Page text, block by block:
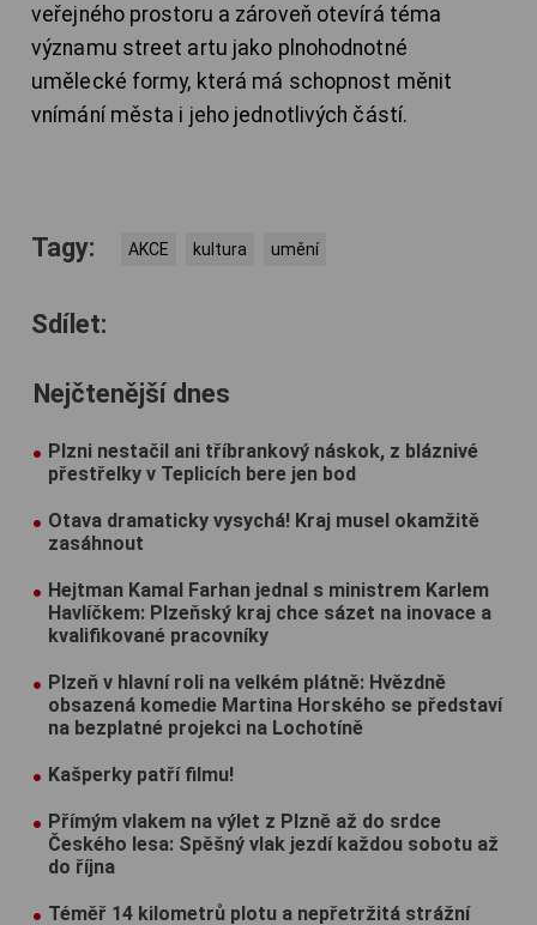
veřejného prostoru a zároveň otevírá téma
významu street artu jako plnohodnotné
umělecké formy, která má schopnost měnit
vnímání města i jeho jednotlivých částí.
Tagy: AKCE kultura umění
Sdílet:
Nejčtenější dnes
Plzni nestačil ani tříbrankový náskok, z bláznivé
přestřelky v Teplicích bere jen bod
Otava dramaticky vysychá! Kraj musel okamžitě
zasáhnout
Hejtman Kamal Farhan jednal s ministrem Karlem
Havlíčkem: Plzeňský kraj chce sázet na inovace a
kvalifikované pracovníky
Plzeň v hlavní roli na velkém plátně: Hvězdně
obsazená komedie Martina Horského se představí
na bezplatné projekci na Lochotíně
Kašperky patří filmu!
Přímým vlakem na výlet z Plzně až do srdce
Českého lesa: Spěšný vlak jezdí každou sobotu až
do října
Téměř 14 kilometrů plotu a nepřetržitá strážní